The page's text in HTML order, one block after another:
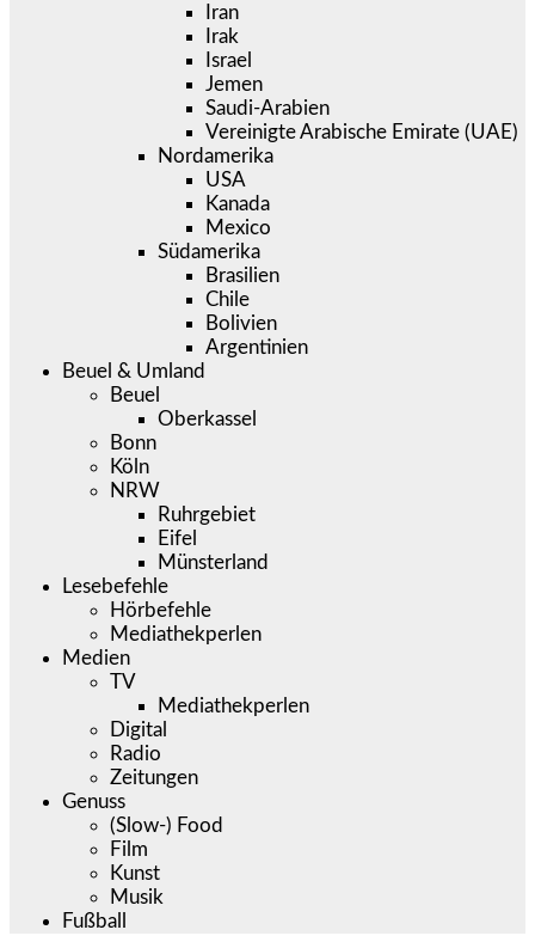
Iran
Irak
Israel
Jemen
Saudi-Arabien
Vereinigte Arabische Emirate (UAE)
Nordamerika
USA
Kanada
Mexico
Südamerika
Brasilien
Chile
Bolivien
Argentinien
Beuel & Umland
Beuel
Oberkassel
Bonn
Köln
NRW
Ruhrgebiet
Eifel
Münsterland
Lesebefehle
Hörbefehle
Mediathekperlen
Medien
TV
Mediathekperlen
Digital
Radio
Zeitungen
Genuss
(Slow-) Food
Film
Kunst
Musik
Fußball